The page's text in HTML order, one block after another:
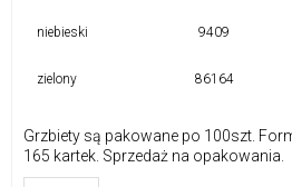
niebieski 9409
zielony 86164
Grzbiety są pakowane po 100szt.
165 kartek. Sprzedaż na opakowania.